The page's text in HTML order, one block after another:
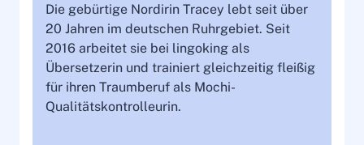
Die gebürtige Nordirin Tracey lebt seit über
20 Jahren im deutschen Ruhrgebiet. Seit
2016 arbeitet sie bei lingoking als
Übersetzerin und trainiert gleichzeitig fleißig
für ihren Traumberuf als Mochi-
Qualitätskontrolleurin.